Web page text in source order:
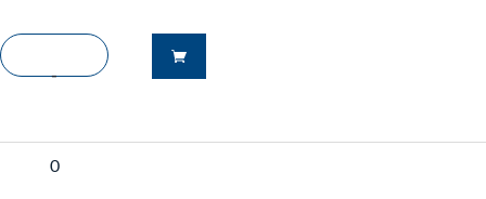
-
0